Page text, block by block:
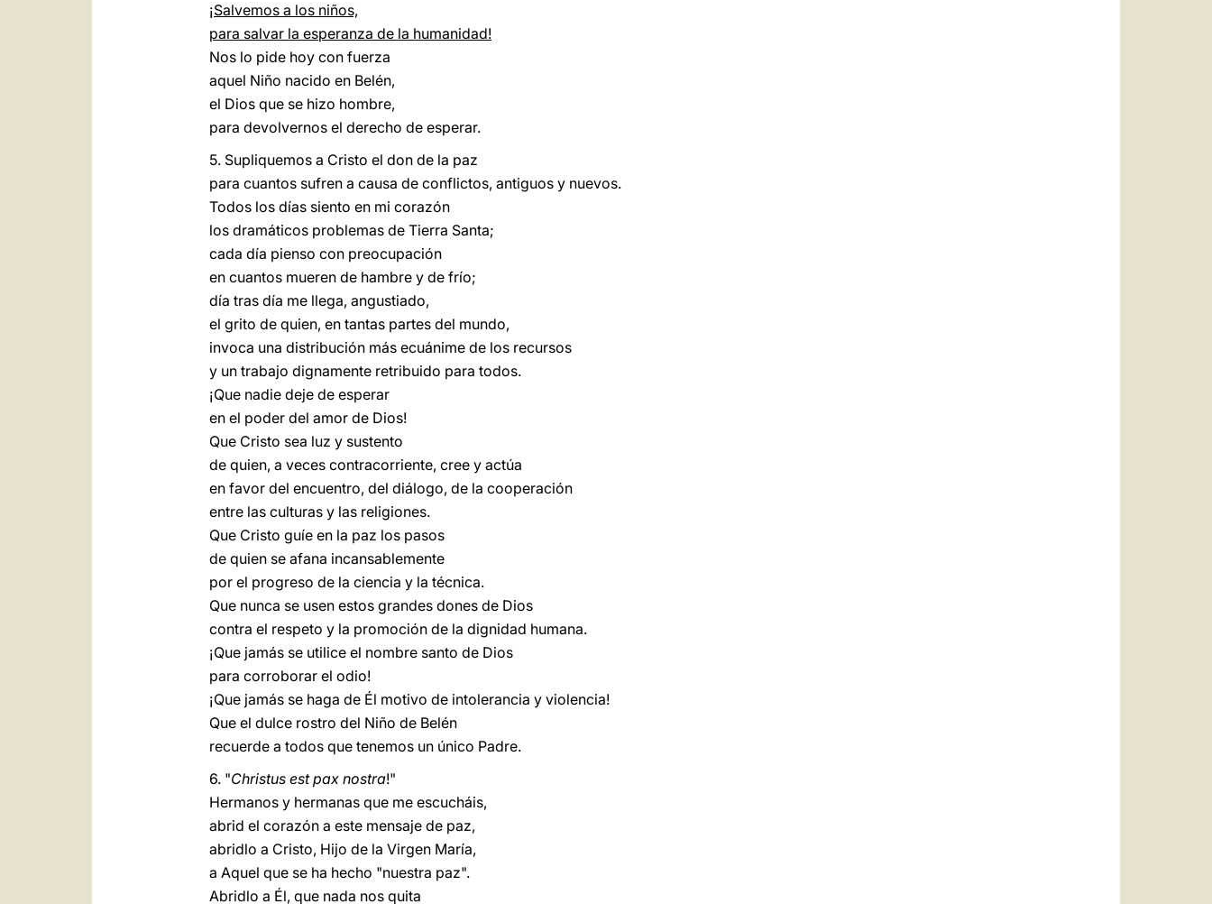
¡Salvemos a los niños,
para salvar la esperanza de la humanidad!
Nos lo pide hoy con fuerza
aquel Niño nacido en Belén,
el Dios que se hizo hombre,
para devolvernos el derecho de esperar.
5. Supliquemos a Cristo el don de la paz
para cuantos sufren a causa de conflictos, antiguos y nuevos.
Todos los días siento en mi corazón
los dramáticos problemas de Tierra Santa;
cada día pienso con preocupación
en cuantos mueren de hambre y de frío;
día tras día me llega, angustiado,
el grito de quien, en tantas partes del mundo,
invoca una distribución más ecuánime de los recursos
y un trabajo dignamente retribuido para todos.
¡Que nadie deje de esperar
en el poder del amor de Dios!
Que Cristo sea luz y sustento
de quien, a veces contracorriente, cree y actúa
en favor del encuentro, del diálogo, de la cooperación
entre las culturas y las religiones.
Que Cristo guíe en la paz los pasos
de quien se afana incansablemente
por el progreso de la ciencia y la técnica.
Que nunca se usen estos grandes dones de Dios
contra el respeto y la promoción de la dignidad humana.
¡Que jamás se utilice el nombre santo de Dios
para corroborar el odio!
¡Que jamás se haga de Él motivo de intolerancia y violencia!
Que el dulce rostro del Niño de Belén
recuerde a todos que tenemos un único Padre.
6. "Christus est pax nostra!"
Hermanos y hermanas que me escucháis,
abrid el corazón a este mensaje de paz,
abridlo a Cristo, Hijo de la Virgen María,
a Aquel que se ha hecho "nuestra paz".
Abridlo a Él, que nada nos quita